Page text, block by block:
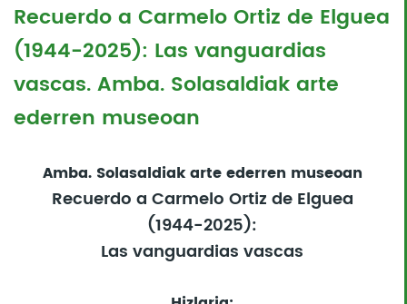
Recuerdo a Carmelo Ortiz de Elguea
(1944-2025): Las vanguardias
vascas. Amba. Solasaldiak arte
ederren museoan
Amba. Solasaldiak arte ederren museoan
Recuerdo a Carmelo Ortiz de Elguea
(1944-2025):
Las vanguardias vascas